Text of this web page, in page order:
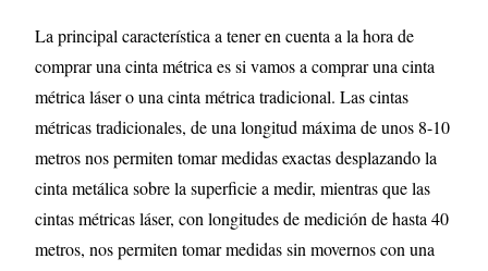
La principal característica a tener en cuenta a la hora de
comprar una cinta métrica es si vamos a comprar una cinta
métrica láser o una cinta métrica tradicional. Las cintas
métricas tradicionales, de una longitud máxima de unos 8-10
metros nos permiten tomar medidas exactas desplazando la
cinta metálica sobre la superficie a medir, mientras que las
cintas métricas láser, con longitudes de medición de hasta 40
metros, nos permiten tomar medidas sin movernos con una